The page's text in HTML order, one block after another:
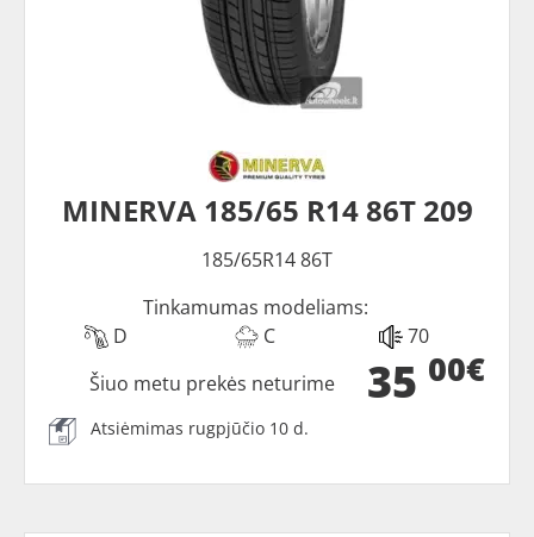
MINERVA 185/65 R14 86T 209
185/65R14 86T
Tinkamumas modeliams:
D
C 70
35 00€
Šiuo metu prekės neturime
Atsiėmimas rugpjūčio 10 d.